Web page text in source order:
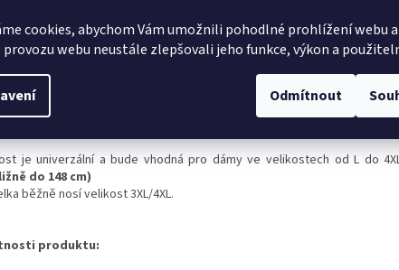
cookies, abychom Vám umožnili pohodlné prohlížení webu
provozu webu neustále zlepšovali jeho funkce, výkon a
Odmítnout
charakter a opticky zeštíhluje postavu.
má praktickou klokaní kapsu a spodní lem regulovatelný patentem,
mikinu podle vlastních preferencí. Potisk na přední straně jí
díky čemuž se skvěle hodí do každodenních outfitů – k legínám,
je univerzální a bude vhodná pro dámy ve velikostech od L do
do 148 cm)
běžně nosí velikost 3XL/4XL.
produktu: